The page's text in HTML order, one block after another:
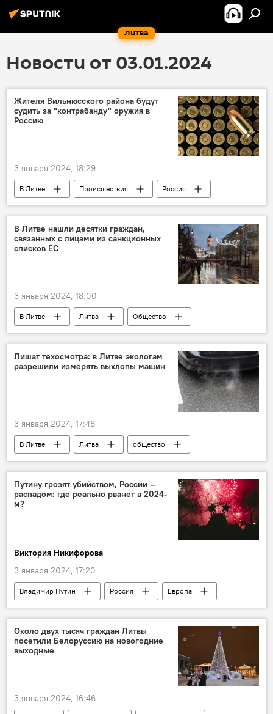
Литва
Новости от 03.01.2024
Жителя Вильнюсского района будут
судить за "контрабанду" оружия в
Россию
3 января 2024, 18:29
В Литве Происшествия
Россия
суд
Литва
В Литве нашли десятки граждан,
связанных с лицами из санкционных
списков ЕС
3 января 2024, 18:00
В Литве Литва
Общество
Россия
Департамент миграции Литвы
Лишат техосмотра: в Литве экологам
разрешили измерять выхлопы машин
3 января 2024, 17:48
В Литве Литва
общество
Общество
загрязнение
загрязнение окружающей среды
автомобили
Путину грозят убийством, России —
распадом: где реально рванет в 2024-
м?
Виктория Никифорова
3 января 2024, 17:20
Владимир Путин Россия
Европа
США
Украина
Около двух тысяч граждан Литвы
посетили Белоруссию на новогодние
выходные
3 января 2024, 16:46